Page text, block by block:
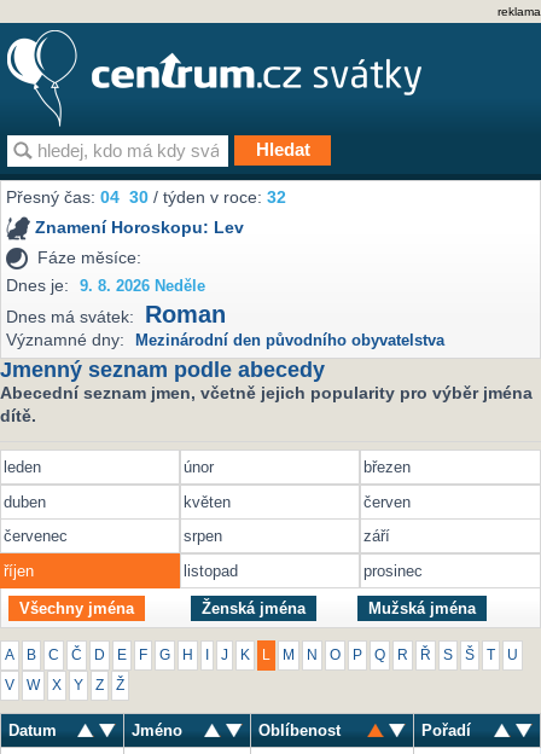
reklama
Přesný čas:04 30 / týden v roce:32
Znamení Horoskopu: Lev
Fáze měsíce:
Dnes je:
9. 8. 2026 Neděle
Dnes má svátek: Roman
Významné dny: Mezinárodní den původního obyvatelstva
Jmenný seznam podle abecedy
Abecední seznam jmen, včetně jejich popularity pro výběr jména
dítě.
leden únor
březen
duben
květen
červen
červenec
srpen
září
říjen
listopad prosinec
Všechny jména Ženská jména Mužská jména
A B C Č D E F G H J K M N O P Q R Ř S Š U
V W X Y Z Ž
Datum Jméno Oblíbenost
Pořadí